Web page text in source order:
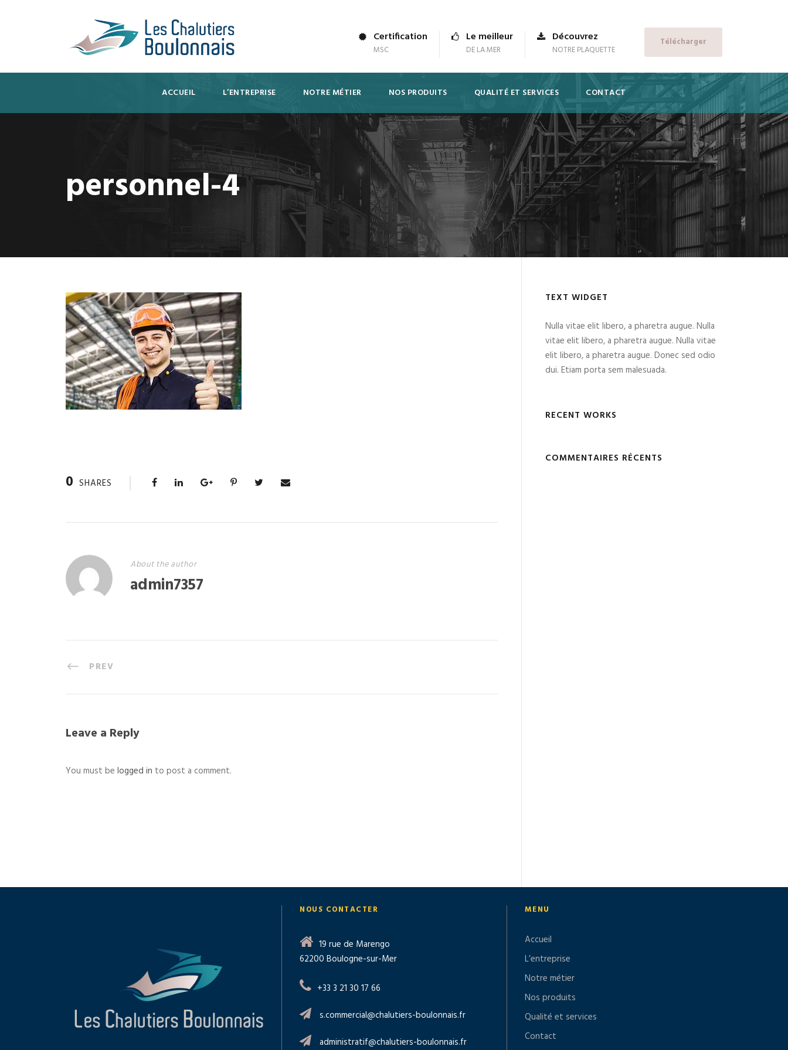
Certification
MSC
Le meilleur
DE LA MER
Découvrez
NOTRE PLAQUETTE
Télécharger
ACCUEIL L’ENTREPRISE NOTRE MÉTIER NOS PRODUITS QUALITÉ ET SERVICES CONTACT
personnel-4
0 SHARES
About the author
admin7357
PREV
Leave a Reply
You must be logged in to post a comment.
TEXT WIDGET
Nulla vitae elit libero, a pharetra augue. Nulla
vitae elit libero, a pharetra augue. Nulla vitae
elit libero, a pharetra augue. Donec sed odio
dui. Etiam porta sem malesuada.
RECENT WORKS
COMMENTAIRES RÉCENTS
NOUS CONTACTER
19 rue de Marengo
62200 Boulogne-sur-Mer
+33 3 21 30 17 66
s.commercial@chalutiers-boulonnais.fr
administratif@chalutiers-boulonnais.fr
MENU
Accueil
L’entreprise
Notre métier
Nos produits
Qualité et services
Contact